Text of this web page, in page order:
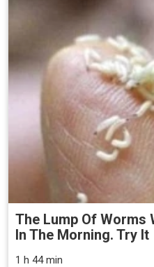
The Lump Of Worms
In The Morning. Try It
1 h 44 min